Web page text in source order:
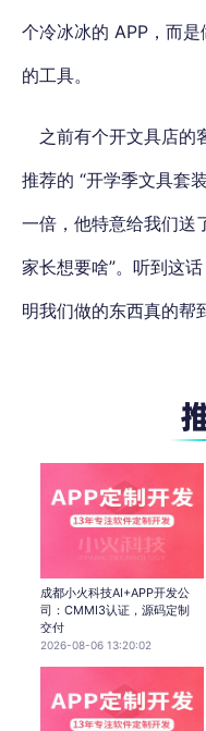
个冷冰冰的 APP，而
的工具。
之前有个开文具店的
推荐的 “开学季文具套
一倍，他特意给我们送
家长想要啥”。听到这
明我们做的东西真的帮
成都小火科技AI+APP开发公
司：CMMI3认证，源码定制
交付
2026-08-06 13:20:02